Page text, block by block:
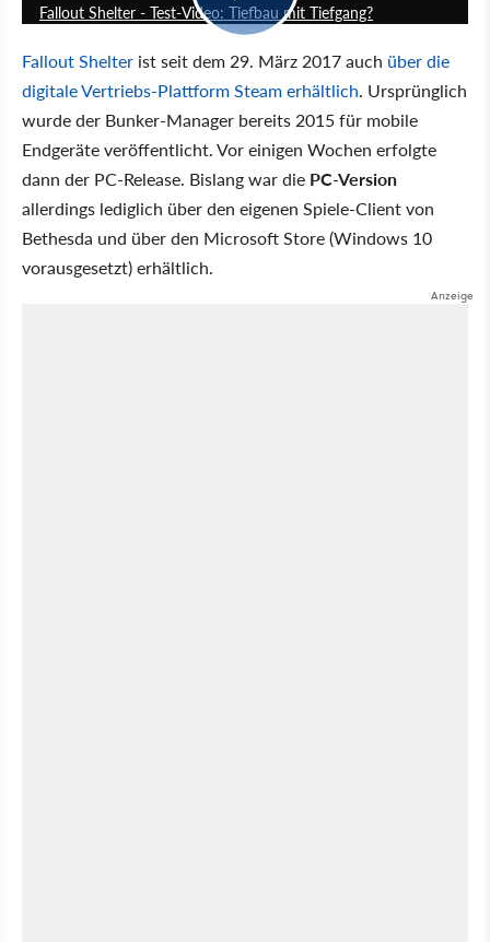
Fallout Shelter - Test-Video: Tiefbau mit Tiefgang?
Fallout Shelter ist seit dem 29. März 2017 auch über die
digitale Vertriebs-Plattform Steam erhältlich. Ursprünglich
wurde der Bunker-Manager bereits 2015 für mobile
Endgeräte veröffentlicht. Vor einigen Wochen erfolgte
dann der PC-Release. Bislang war die PC-Version
allerdings lediglich über den eigenen Spiele-Client von
Bethesda und über den Microsoft Store (Windows 10
vorausgesetzt) erhältlich.